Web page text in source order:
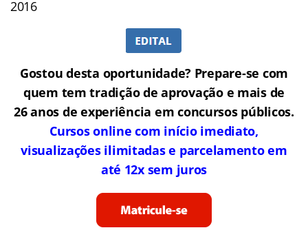
2016
Gostou desta oportunidade? Prepare-se com
quem tem tradição de aprovação e mais de
26 anos de experiência em concursos públicos.
Cursos online com início imediato,
visualizações ilimitadas e parcelamento em
até 12x sem juros